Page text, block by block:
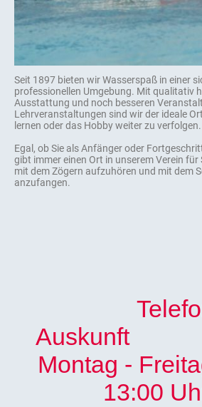
Seit 1897 bieten wir Wasserspaß in einer
professionellen Umgebung. Mit qualitativ
Ausstattung und noch besseren
Lehrveranstaltungen sind wir der ideale
lernen oder das Hobby weiter zu verfolgen.
Egal, ob Sie als Anfänger oder
gibt immer einen Ort in unserem Verein für
mit dem Zögern aufzuhören und mit dem
anzufangen.
Montag -
13:00